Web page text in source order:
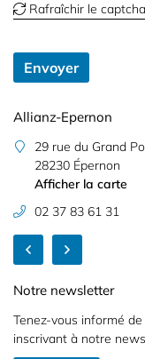
professionnels
– Santé –
contrats
Avis
Actualités
 Rafraîchir le captcha
Envoyer
Allianz-Epernon
29 rue du Grand
28230 Épernon
Afficher la carte
02 37 83 61 31
Notre newsletter
Tenez-vous informé
inscrivant à notre